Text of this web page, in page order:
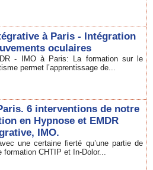
à Paris - Intégration
oculaires
- IMO à Paris: La formation sur le
permet l’apprentissage de...
6 interventions de notre
en Hypnose et EMDR
IMO.
une certaine fierté qu’une partie de
formation CHTIP et In-Dolor...